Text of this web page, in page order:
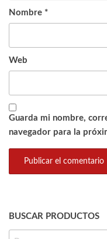
Nombre *
Web
Guarda mi nombre,
navegador para la
BUSCAR PRODUCTOS
BUSCAR: